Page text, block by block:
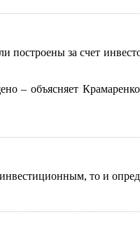
за счет
– объясняет
то и